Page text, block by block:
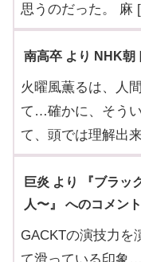
思うのだった。 麻
南高卒 より NHK朝
火曜風薫るは、人
て…確かに、そう
て、頭では理解出
巨炎 より 『ブラッ
人〜』 へのコメント
GACKTの演技力を